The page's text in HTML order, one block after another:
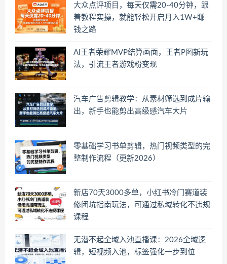
大众点评项目，每天仅需20-40分钟，跟
着教程实操，就能轻松开启月入1W+賺
钱之路
AI王者荣耀MVP结算画面，王者P图新玩
法，引流王者游戏粉变现
汽车广告剪辑教学：从素材筛选到成片输
出，新手也能剪出高级感汽车大片
零基础学习书单剪辑，热门视频类型的完
整制作流程（更新2026）
新店70天3000多单，小红书冷门赛道装
修闭坑指南玩法，可通过私域转化不违规
课程
无潜不起全域入池直播课：2026全域逻
辑，短视频入池，标签强化一步到位